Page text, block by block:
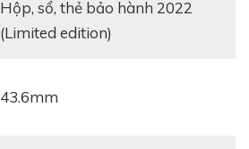
hộp, sổ, thẻ bảo hành 2022
(Limited edition)
43.6mm